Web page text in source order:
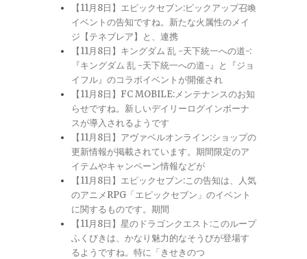
【11月8日】エピックセブン:ピックアップ召喚
イベントの告知ですね。新たな火属性のメイ
ジ【テネブレア】と、連携
【11月8日】キングダム 乱 -天下統一への道-:
『キングダム 乱 -天下統一への道-』と『ジョ
イフル』のコラボイベントが開催され
【11月8日】FC MOBILE:メンテナンスのお知
らせですね。新しいデイリーログインボーナ
スが導入されるようです
【11月8日】アヴァベルオンライン:ショップの
更新情報が掲載されています。期間限定のア
イテムやキャンペーン情報などが
【11月8日】エピックセブン:この告知は、人気
のアニメRPG「エピックセブン」のイベント
に関するものです。期間
【11月8日】星のドラゴンクエスト:このループ
ふくびきは、かなり魅力的なそうびが登場す
るようですね。特に「きせきのつ